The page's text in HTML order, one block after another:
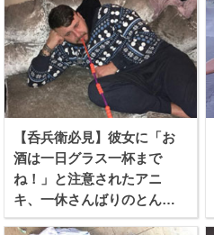
【呑兵衛必見】彼女に「お
酒は一日グラス一杯まで
ね！」と注意されたアニ
キ、一休さんばりのとんち
を利かせる！